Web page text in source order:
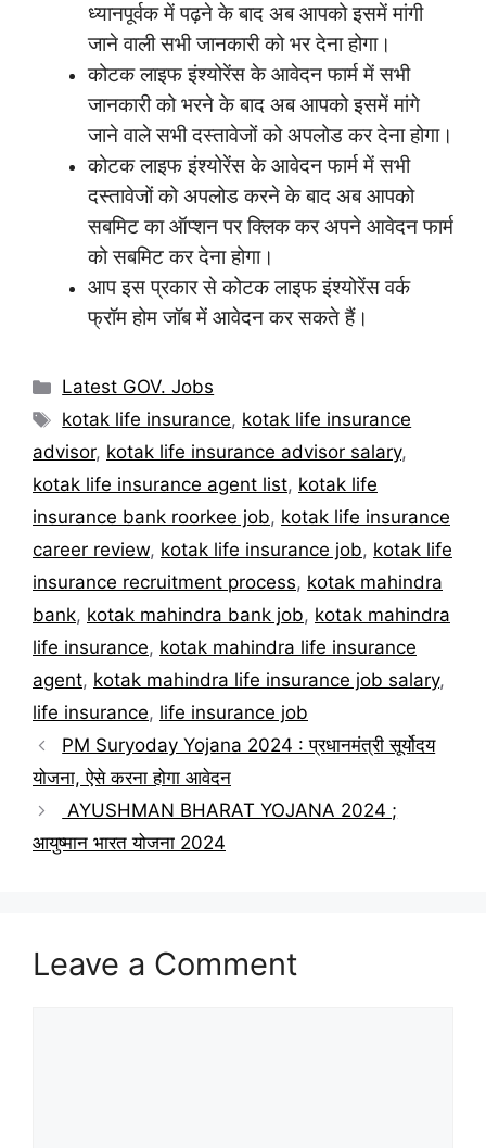
ध्यानपूर्वक में पढ़ने के बाद अब आपको इसमें मांगी
जाने वाली सभी जानकारी को भर देना होगा।
कोटक लाइफ इंश्योरेंस के आवेदन फार्म में सभी
जानकारी को भरने के बाद अब आपको इसमें मांगे
जाने वाले सभी दस्तावेजों को अपलोड कर देना होगा।
कोटक लाइफ इंश्योरेंस के आवेदन फार्म में सभी
दस्तावेजों को अपलोड करने के बाद अब आपको
सबमिट का ऑप्शन पर क्लिक कर अपने आवेदन फार्म
को सबमिट कर देना होगा।
आप इस प्रकार से कोटक लाइफ इंश्योरेंस वर्क
फ्रॉम होम जॉब में आवेदन कर सकते हैं।
Categories
Latest GOV. Jobs
Tags
kotak life insurance, kotak life insurance
advisor, kotak life insurance advisor salary,
kotak life insurance agent list, kotak life
insurance bank roorkee job, kotak life insurance
career review, kotak life insurance job, kotak life
insurance recruitment process, kotak mahindra
bank, kotak mahindra bank job, kotak mahindra
life insurance, kotak mahindra life insurance
agent, kotak mahindra life insurance job salary,
life insurance, life insurance job
PM Suryoday Yojana 2024 : प्रधानमंत्री सूर्योदय
योजना, ऐसे करना होगा आवेदन
AYUSHMAN BHARAT YOJANA 2024 ;
आयुष्मान भारत योजना 2024
Leave a Comment